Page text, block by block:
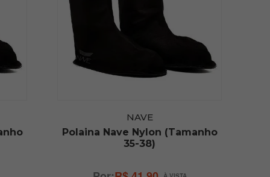
NAVE
Polaina Nave Nylon (Tamanho
35-38)